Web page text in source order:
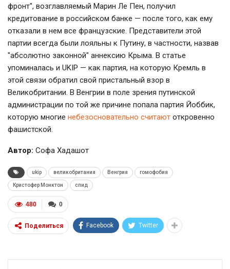
фронт", возглавляемый Марин Ле Пен, получил
кредитование в российском банке — после того, как ему
отказали в нем все французские. Представители этой
партии всегда были лояльны к Путину, в частности, назвав
"абсолютно законной" аннексию Крыма. В статье
упоминалась и UKIP — как партия, на которую Кремль в
этой связи обратил свой пристальный взор в
Великобритании. В Венгрии в поле зрения путинской
администрации по той же причине попала партия Йоббик,
которую многие небезосновательно считают откровенно
фашистской.
Автор: Софа Хадашот
ukip великобритания Венгрия гомофобия
Кристофер Монктон спид
0
480
Поделиться Facebook Twitter